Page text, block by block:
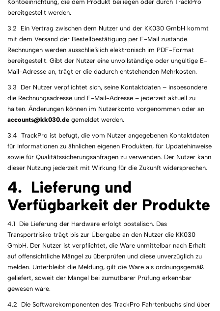
Kontoeinrichtung, die dem Produkt beiliegen oder durch TrackPro
bereitgestellt werden.
3.2 Ein Vertrag zwischen dem Nutzer und der KK030 GmbH kommt
mit dem Versand der Bestellbestätigung per E-Mail zustande.
Rechnungen werden ausschließlich elektronisch im PDF-Format
bereitgestellt. Gibt der Nutzer eine unvollständige oder ungültige E-
Mail-Adresse an, trägt er die dadurch entstehenden Mehrkosten.
3.3 Der Nutzer verpflichtet sich, seine Kontaktdaten – insbesondere
die Rechnungsadresse und E-Mail-Adresse – jederzeit aktuell zu
halten. Änderungen können im Nutzerkonto vorgenommen oder an
accounts@kk030.de gemeldet werden.
3.4 TrackPro ist befugt, die vom Nutzer angegebenen Kontaktdaten
für Informationen zu ähnlichen eigenen Produkten, für Updatehinweise
sowie für Qualitätssicherungsanfragen zu verwenden. Der Nutzer kann
dieser Nutzung jederzeit mit Wirkung für die Zukunft widersprechen.
4. Lieferung und
Verfügbarkeit der Produkte
4.1 Die Lieferung der Hardware erfolgt postalisch. Das
Transportrisiko trägt bis zur Übergabe an den Nutzer die KK030
GmbH. Der Nutzer ist verpflichtet, die Ware unmittelbar nach Erhalt
auf offensichtliche Mängel zu überprüfen und diese unverzüglich zu
melden. Unterbleibt die Meldung, gilt die Ware als ordnungsgemäß
geliefert, soweit der Mangel bei zumutbarer Prüfung erkennbar
gewesen wäre.
4.2 Die Softwarekomponenten des TrackPro Fahrtenbuchs sind über